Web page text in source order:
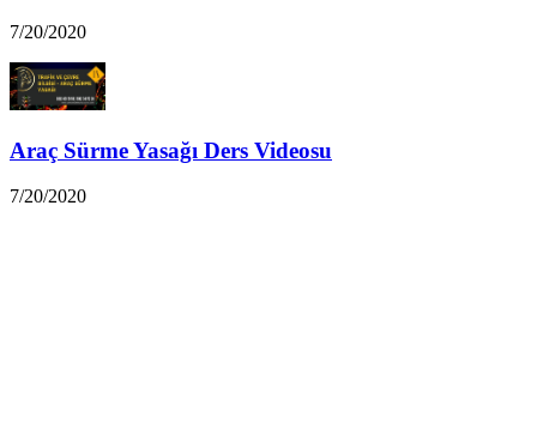
7/20/2020
Araç Sürme Yasağı Ders Videosu
7/20/2020